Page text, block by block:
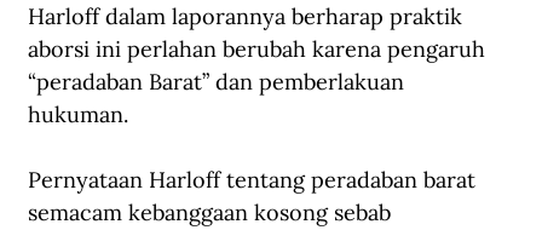
Harloff dalam laporannya berharap praktik
aborsi ini perlahan berubah karena pengaruh
“peradaban Barat” dan pemberlakuan
hukuman.
Pernyataan Harloff tentang peradaban barat
semacam kebanggaan kosong sebab